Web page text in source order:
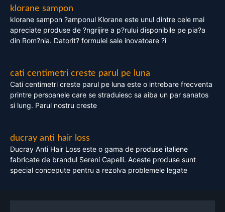
klorane sampon
klorane sampon ?amponul Klorane este unul dintre cele mai
apreciate produse de ?ngrijire a p?rului disponibile pe pia?a
din Rom?nia. Datorit? formulei sale inovatoare ?i
cati centimetri creste parul pe luna
Cati centimetri creste parul pe luna este o intrebare frecventa
printre persoanele care se straduiesc sa aiba un par sanatos
si lung. Parul nostru creste
ducray anti hair loss
Ducray Anti Hair Loss este o gama de produse italiene
fabricate de brandul Sereni Capelli. Aceste produse sunt
special concepute pentru a rezolva problemele legate